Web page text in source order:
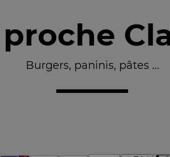
Burgers, paninis, pâtes ...